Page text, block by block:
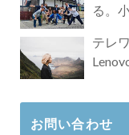
る。
テレ
お問い合わせ